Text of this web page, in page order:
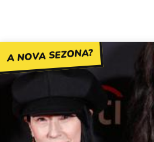
A NOVA SEZONA?